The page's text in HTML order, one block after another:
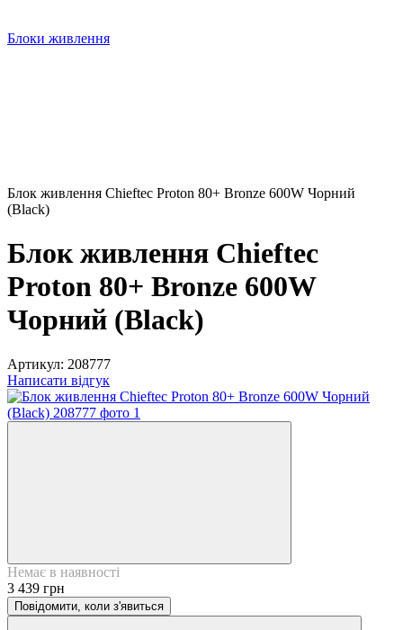
Блоки живлення
Блок живлення Chieftec Proton 80+ Bronze 600W Чорний
(Black)
Блок живлення Chieftec
Proton 80+ Bronze 600W
Чорний (Black)
Артикул: 208777
Написати відгук
Немає в наявності
3 439 грн
Повідомити, коли з'явиться